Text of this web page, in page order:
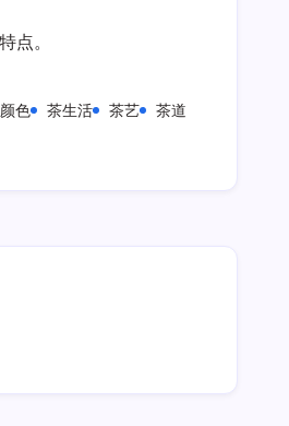
点。
色 茶生活 茶艺
茶道